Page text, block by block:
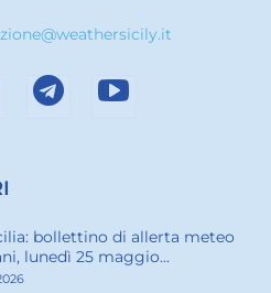
bollettino di allerta meteo
lunedì 25 maggio...